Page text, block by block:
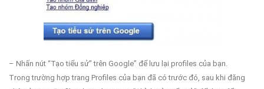
– Nhấn nút “Tạo tiểu sử” trên Google” để lưu lại profiles của bạn.
Trong trường hợp trang Profiles của bạn đã có trước đó, sau khi đăng